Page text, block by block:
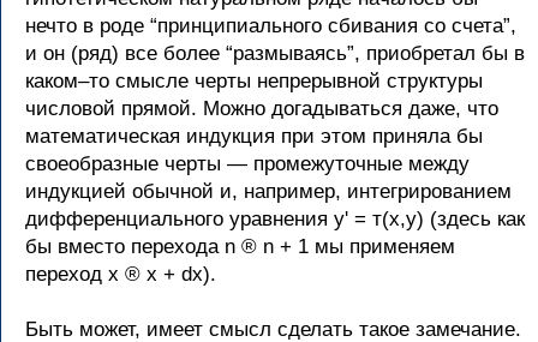
нечто в роде “принципиального сбивания со счета”,
и он (ряд) все более “размываясь”, приобретал бы в
каком–то смысле черты непрерывной структуры
числовой прямой. Можно догадываться даже, что
математическая индукция при этом приняла бы
своеобразные черты — промежуточные между
индукцией обычной и, например, интегрированием
дифференциального уравнения y' = т(x,y) (здесь как
бы вместо перехода n ® n + 1 мы применяем
переход x ® x + dx).
Быть может, имеет смысл сделать такое замечание.